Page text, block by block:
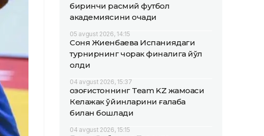
биринчи расмий футбол
академиясини очади
05 avgust 2026, 14:15
Соня Жиенбаева Испаниядаги
турнирнинг чорак финалига йўл
олди
04 avgust 2026, 15:37
Қозоғистоннинг Team KZ жамоаси
Келажак ўйинларини ғалаба
билан бошлади
04 avgust 2026, 15:15